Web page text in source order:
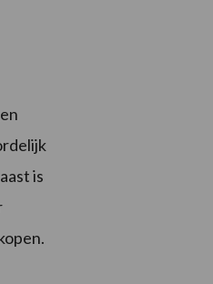
is